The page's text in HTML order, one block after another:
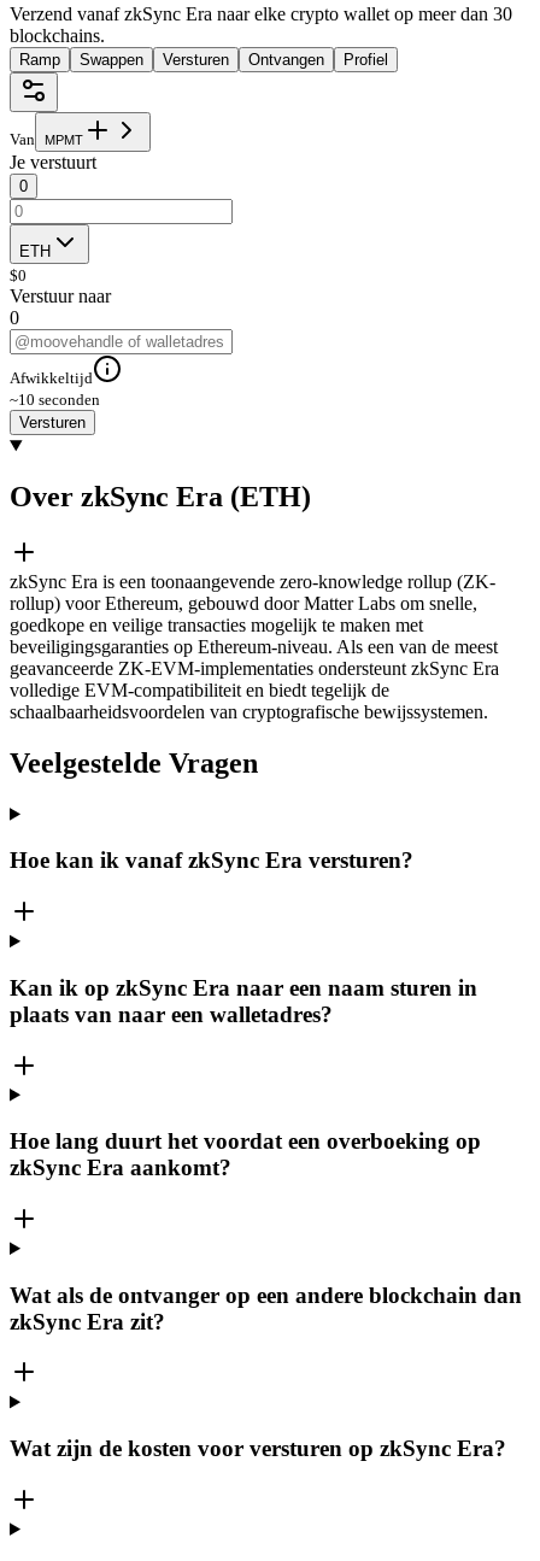
Verzend vanaf zkSync Era naar elke crypto wallet op meer dan 30
blockchains.
Ramp Swappen Versturen Ontvangen Profiel
Van MPMT
Je verstuurt
0
ETH
$0
Verstuur naar
0
Afwikkeltijd
~10 seconden
Versturen
Over zkSync Era (ETH)
zkSync Era is een toonaangevende zero-knowledge rollup (ZK-
rollup) voor Ethereum, gebouwd door Matter Labs om snelle,
goedkope en veilige transacties mogelijk te maken met
beveiligingsgaranties op Ethereum-niveau. Als een van de meest
geavanceerde ZK-EVM-implementaties ondersteunt zkSync Era
volledige EVM-compatibiliteit en biedt tegelijk de
schaalbaarheidsvoordelen van cryptografische bewijssystemen.
Veelgestelde Vragen
Hoe kan ik vanaf zkSync Era versturen?
Kan ik op zkSync Era naar een naam sturen in
plaats van naar een walletadres?
Hoe lang duurt het voordat een overboeking op
zkSync Era aankomt?
Wat als de ontvanger op een andere blockchain dan
zkSync Era zit?
Wat zijn de kosten voor versturen op zkSync Era?